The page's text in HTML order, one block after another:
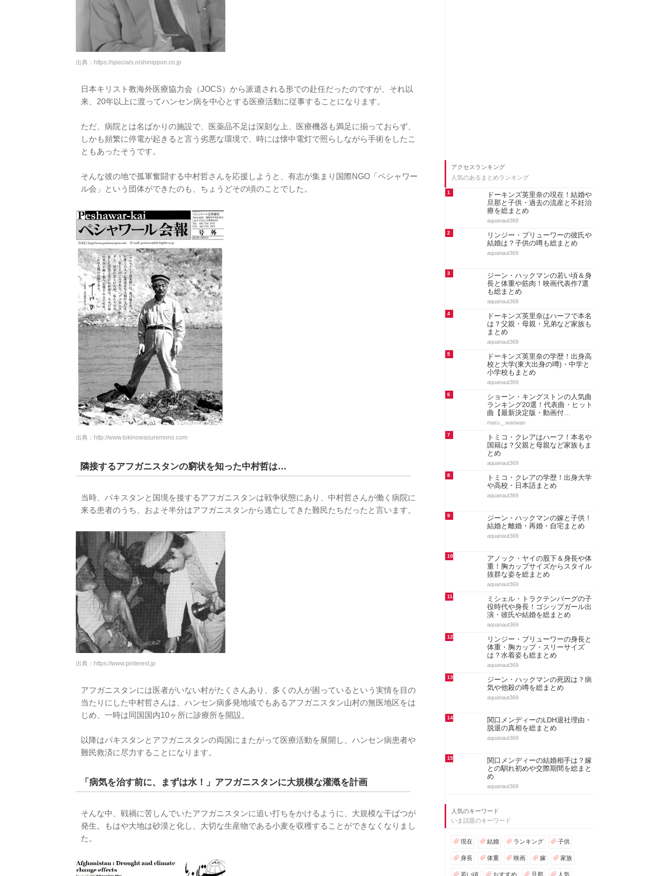
出典： https://specials.nishinippon.co.jp
日本キリスト教海外医療協力会（JOCS）から派遣される形での赴任だったのですが、それ以
来、20年以上に渡ってハンセン病を中心とする医療活動に従事することになります。
ただ、病院とは名ばかりの施設で、医薬品不足は深刻な上、医療機器も満足に揃っておらず、
しかも頻繁に停電が起きると言う劣悪な環境で、時には懐中電灯で照らしながら手術をしたこ
ともあったそうです。
そんな彼の地で孤軍奮闘する中村哲さんを応援しようと、有志が集まり国際NGO「ペシャワー
ル会」という団体ができたのも、ちょうどその頃のことでした。
出典： http://www.tokinowasuremono.com
隣接するアフガニスタンの窮状を知った中村哲は…
当時、パキスタンと国境を接するアフガニスタンは戦争状態にあり、中村哲さんが働く病院に
来る患者のうち、およそ半分はアフガニスタンから逃亡してきた難民たちだったと言います。
出典： https://www.pinterest.jp
アフガニスタンには医者がいない村がたくさんあり、多くの人が困っているという実情を目の
当たりにした中村哲さんは、ハンセン病多発地域でもあるアフガニスタン山村の無医地区をは
じめ、一時は同国国内10ヶ所に診療所を開設。
以降はパキスタンとアフガニスタンの両国にまたがって医療活動を展開し、ハンセン病患者や
難民救済に尽力することになります。
「病気を治す前に、まずは水！」アフガニスタンに大規模な灌漑を計画
そんな中、戦禍に苦しんでいたアフガニスタンに追い打ちをかけるように、大規模な干ばつが
発生。もはや大地は砂漠と化し、大切な生産物である小麦を収穫することができなくなりまし
た。
アクセスランキング
人気のあるまとめランキング
1
ドーキンズ英里奈の現在！結婚や
旦那と子供・過去の流産と不妊治
療を総まとめ
aquanaut369
2
リンジー・ブリューワーの彼氏や
結婚は？子供の噂も総まとめ
aquanaut369
3
ジーン・ハックマンの若い頃＆身
長と体重や筋肉！映画代表作7選
も総まとめ
aquanaut369
4
ドーキンズ英里奈はハーフで本名
は？父親・母親・兄弟など家族も
まとめ
aquanaut369
5
ドーキンズ英里奈の学歴！出身高
校と大学(東大出身の噂)・中学と
小学校もまとめ
aquanaut369
6
ショーン・キングストンの人気曲
ランキング20選！代表曲・ヒット
曲【最新決定版・動画付…
maru._.wanwan
7
トミコ・クレアはハーフ！本名や
国籍は？父親と母親など家族もま
とめ
aquanaut369
8
トミコ・クレアの学歴！出身大学
や高校・日本語まとめ
aquanaut369
9
ジーン・ハックマンの嫁と子供！
結婚と離婚・再婚・自宅まとめ
aquanaut369
10
アノック・ヤイの股下＆身長や体
重！胸カップサイズからスタイル
抜群な姿を総まとめ
aquanaut369
11
ミシェル・トラクテンバーグの子
役時代や身長！ゴシップガール出
演・彼氏や結婚を総まとめ
aquanaut369
12
リンジー・ブリューワーの身長と
体重・胸カップ・スリーサイズ
は？水着姿も総まとめ
aquanaut369
13
ジーン・ハックマンの死因は？病
気や他殺の噂を総まとめ
aquanaut369
14
関口メンディーのLDH退社理由・
脱退の真相を総まとめ
aquanaut369
15
関口メンディーの結婚相手は？嫁
との馴れ初めや交際期間を総まと
め
aquanaut369
人気のキーワード
いま話題のキーワード
現在 結婚 ランキング 子供
身長 体重 映画 嫁 家族
若い頃 おすすめ 旦那 人気